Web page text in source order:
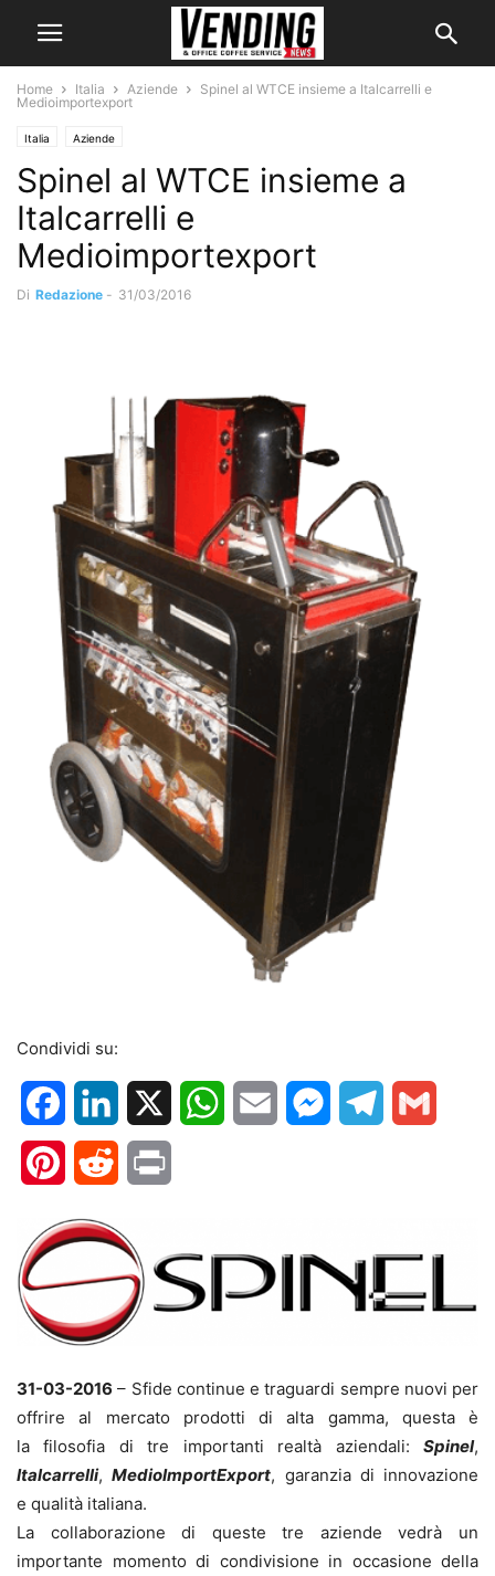
Home Italia Aziende
Spinel al WTCE insieme a Italcarrelli e
Medioimportexport
Italia Aziende
Spinel al WTCE insieme a
Italcarrelli e
Medioimportexport
Di Redazione - 31/03/2016
Condividi su:
FacebookLinkedIn WhatsApp
Email MessengerTelegram
PinterestReddit
31-03-2016 – Sfide continue e traguardi sempre nuovi per
offrire al mercato prodotti di alta gamma, questa è
la filosofia di tre importanti realtà aziendali: Spinel,
Italcarrelli,MedioImportExport, garanzia di innovazione
e qualità italiana.
La collaborazione di queste tre aziende vedrà un
importante momento di condivisione in occasione della